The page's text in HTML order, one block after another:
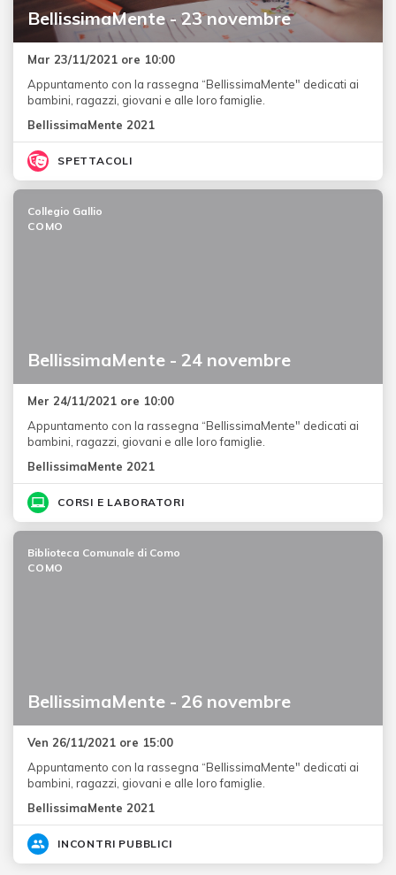
BellissimaMente - 23 novembre
Mar 23/11/2021 ore 10:00
Appuntamento con la rassegna “BellissimaMente" dedicati ai
bambini, ragazzi, giovani e alle loro famiglie.
BellissimaMente 2021
SPETTACOLI
BellissimaMente - 24 novembre
Collegio Gallio
COMO
Mer 24/11/2021 ore 10:00
Appuntamento con la rassegna “BellissimaMente" dedicati ai
bambini, ragazzi, giovani e alle loro famiglie.
BellissimaMente 2021
CORSI E LABORATORI
BellissimaMente - 26 novembre
Biblioteca Comunale di Como
COMO
Ven 26/11/2021 ore 15:00
Appuntamento con la rassegna “BellissimaMente" dedicati ai
bambini, ragazzi, giovani e alle loro famiglie.
BellissimaMente 2021
INCONTRI PUBBLICI